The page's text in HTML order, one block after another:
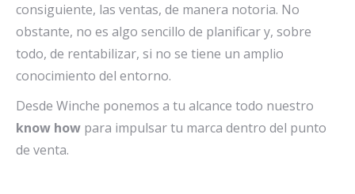
consiguiente, las ventas, de manera notoria. No
obstante, no es algo sencillo de planificar y, sobre
todo, de rentabilizar, si no se tiene un amplio
conocimiento del entorno.
Desde Winche ponemos a tu alcance todo nuestro
know how para impulsar tu marca dentro del punto
de venta.